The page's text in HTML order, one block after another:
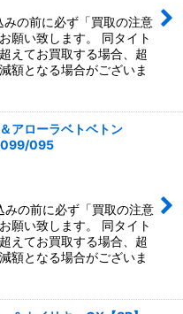
の前に必ず「買取の注意
願い致します。 同タイト
えてお買取する場合、超
額となる場合がございま
アローラベトベトン
099/095
の前に必ず「買取の注意
願い致します。 同タイト
えてお買取する場合、超
額となる場合がございま